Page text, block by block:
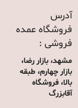
آدرس
فروشگاه عمده
فروشی :
مشهد، بازار رضا،
بازار چهارم، طبقه
بالا، فروشگاه
آقابزرگ